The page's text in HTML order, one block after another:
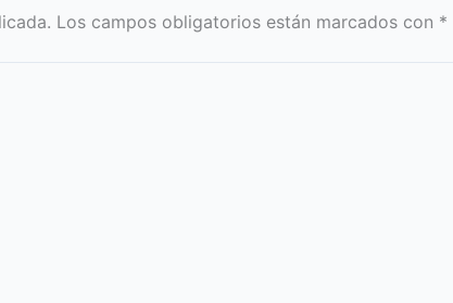
Los campos obligatorios están marcados con *